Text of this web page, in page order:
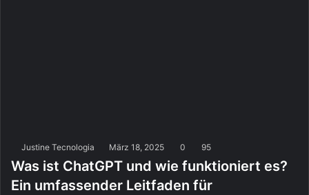
Justine Tecnologia März 18, 2025 0 95
Was ist ChatGPT und wie funktioniert es?
Ein umfassender Leitfaden für